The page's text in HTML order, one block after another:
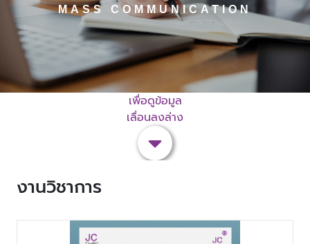
MASS COMMUNICATION
เลื่อนลงล่าง
เพื่อดูข้อมูล
งานวิชาการ